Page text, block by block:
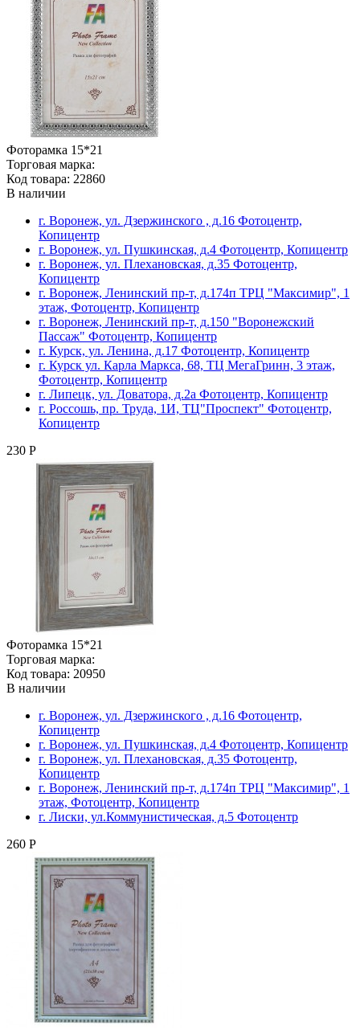
Фоторамка 15*21
Торговая марка:
Код товара: 22860
В наличии
г. Воронеж, ул. Дзержинского , д.16 Фотоцентр,
Копицентр
г. Воронеж, ул. Пушкинская, д.4 Фотоцентр, Копицентр
г. Воронеж, ул. Плехановская, д.35 Фотоцентр,
Копицентр
г. Воронеж, Ленинский пр-т, д.174п ТРЦ "Максимир", 1
этаж, Фотоцентр, Копицентр
г. Воронеж, Ленинский пр-т, д.150 "Воронежский
Пассаж" Фотоцентр, Копицентр
г. Курск, ул. Ленина, д.17 Фотоцентр, Копицентр
г. Курск ул. Карла Маркса, 68, ТЦ МегаГринн, 3 этаж,
Фотоцентр, Копицентр
г. Липецк, ул. Доватора, д.2а Фотоцентр, Копицентр
г. Россошь, пр. Труда, 1И, ТЦ"Проспект" Фотоцентр,
Копицентр
230 Р
Фоторамка 15*21
Торговая марка:
Код товара: 20950
В наличии
г. Воронеж, ул. Дзержинского , д.16 Фотоцентр,
Копицентр
г. Воронеж, ул. Пушкинская, д.4 Фотоцентр, Копицентр
г. Воронеж, ул. Плехановская, д.35 Фотоцентр,
Копицентр
г. Воронеж, Ленинский пр-т, д.174п ТРЦ "Максимир", 1
этаж, Фотоцентр, Копицентр
г. Лиски, ул.Коммунистическая, д.5 Фотоцентр
260 Р